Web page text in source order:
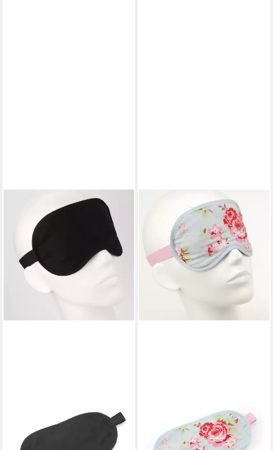
Augenmaske, Schlafbrille -
Nacht, Bequem - Perfekte
Augenmaske, Schlafbrille -
Rosen, Bequem - Perfekte